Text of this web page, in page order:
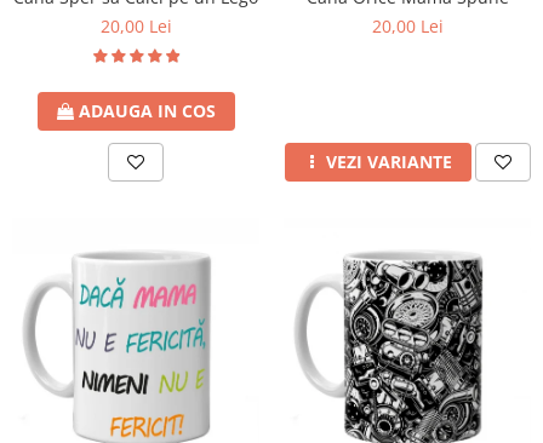
20,00 Lei
ADAUGA IN COS
20,00 Lei
VEZI VARIANTE